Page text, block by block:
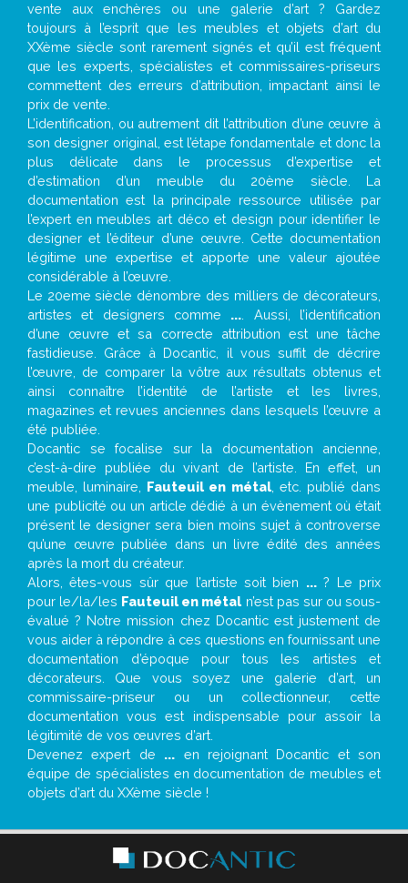
vente aux enchères ou une galerie d’art ? Gardez
toujours à l’esprit que les meubles et objets d’art du
XXème siècle sont rarement signés et qu’il est fréquent
que les experts, spécialistes et commissaires-priseurs
commettent des erreurs d’attribution, impactant ainsi le
prix de vente.
L’identification, ou autrement dit l’attribution d’une œuvre à
son designer original, est l’étape fondamentale et donc la
plus délicate dans le processus d’expertise et
d’estimation d’un meuble du 20ème siècle. La
documentation est la principale ressource utilisée par
l’expert en meubles art déco et design pour identifier le
designer et l’éditeur d’une œuvre. Cette documentation
légitime une expertise et apporte une valeur ajoutée
considérable à l’œuvre.
Le 20eme siècle dénombre des milliers de décorateurs,
artistes et designers comme ... . Aussi, l’identification
d’une œuvre et sa correcte attribution est une tâche
fastidieuse. Grâce à Docantic, il vous suffit de décrire
l’œuvre, de comparer la vôtre aux résultats obtenus et
ainsi connaître l’identité de l’artiste et les livres,
magazines et revues anciennes dans lesquels l’œuvre a
été publiée.
Docantic se focalise sur la documentation ancienne,
c’est-à-dire publiée du vivant de l’artiste. En effet, un
meuble, luminaire, Fauteuil en métal, etc. publié dans
une publicité ou un article dédié à un évènement où était
présent le designer sera bien moins sujet à controverse
qu’une œuvre publiée dans un livre édité des années
après la mort du créateur.
Alors, êtes-vous sûr que l’artiste soit bien ...? Le prix
pour le/la/les Fauteuil en métal n’est pas sur ou sous-
évalué ? Notre mission chez Docantic est justement de
vous aider à répondre à ces questions en fournissant une
documentation d’époque pour tous les artistes et
décorateurs. Que vous soyez une galerie d’art, un
commissaire-priseur ou un collectionneur, cette
documentation vous est indispensable pour assoir la
légitimité de vos œuvres d’art.
Devenez expert de ... en rejoignant Docantic et son
équipe de spécialistes en documentation de meubles et
objets d’art du XXème siècle !